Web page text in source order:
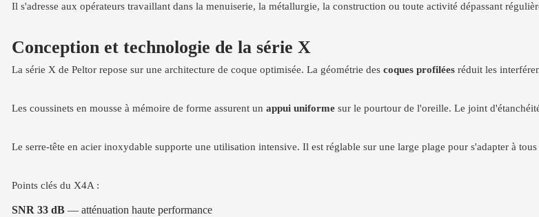
Il s'adresse aux opérateurs travaillant dans la menuiserie, la métallurgie, la construction ou toute activité dépassant
Conception et technologie de la série X
La série X de Peltor repose sur une architecture de coque optimisée. La géométrie des coques profilées réduit les
Les coussinets en mousse à mémoire de forme assurent un appui uniforme sur le pourtour de l'oreille. Le joint
Le serre-tête en acier inoxydable supporte une utilisation intensive. Il est réglable sur une large plage pour s'adapter à tous
Points clés du X4A :
SNR 33 dB — atténuation haute performance